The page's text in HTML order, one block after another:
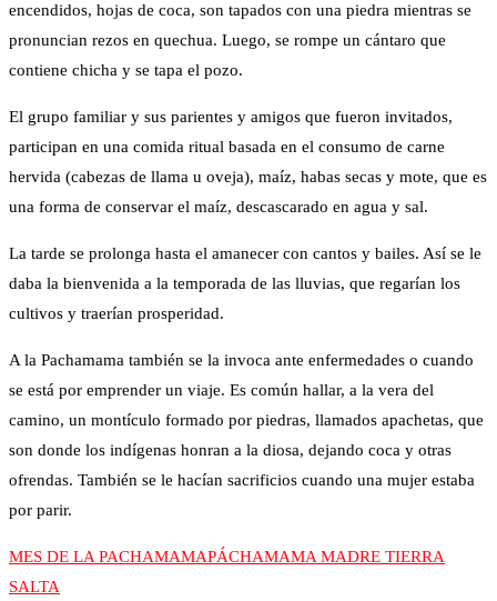
encendidos, hojas de coca, son tapados con una piedra mientras se
pronuncian rezos en quechua. Luego, se rompe un cántaro que
contiene chicha y se tapa el pozo.
El grupo familiar y sus parientes y amigos que fueron invitados,
participan en una comida ritual basada en el consumo de carne
hervida (cabezas de llama u oveja), maíz, habas secas y mote, que es
una forma de conservar el maíz, descascarado en agua y sal.
La tarde se prolonga hasta el amanecer con cantos y bailes. Así se le
daba la bienvenida a la temporada de las lluvias, que regarían los
cultivos y traerían prosperidad.
A la Pachamama también se la invoca ante enfermedades o cuando
se está por emprender un viaje. Es común hallar, a la vera del
camino, un montículo formado por piedras, llamados apachetas, que
son donde los indígenas honran a la diosa, dejando coca y otras
ofrendas. También se le hacían sacrificios cuando una mujer estaba
por parir.
MES DE LA PACHAMAMAPÁCHAMAMA MADRE TIERRA
SALTA